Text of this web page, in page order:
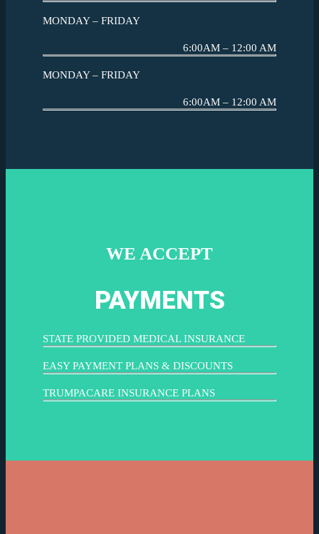
MONDAY – FRIDAY
6:00AM – 12:00 AM
MONDAY – FRIDAY
6:00AM – 12:00 AM
WE ACCEPT
PAYMENTS
STATE PROVIDED MEDICAL INSURANCE
EASY PAYMENT PLANS & DISCOUNTS
TRUMPACARE INSURANCE PLANS